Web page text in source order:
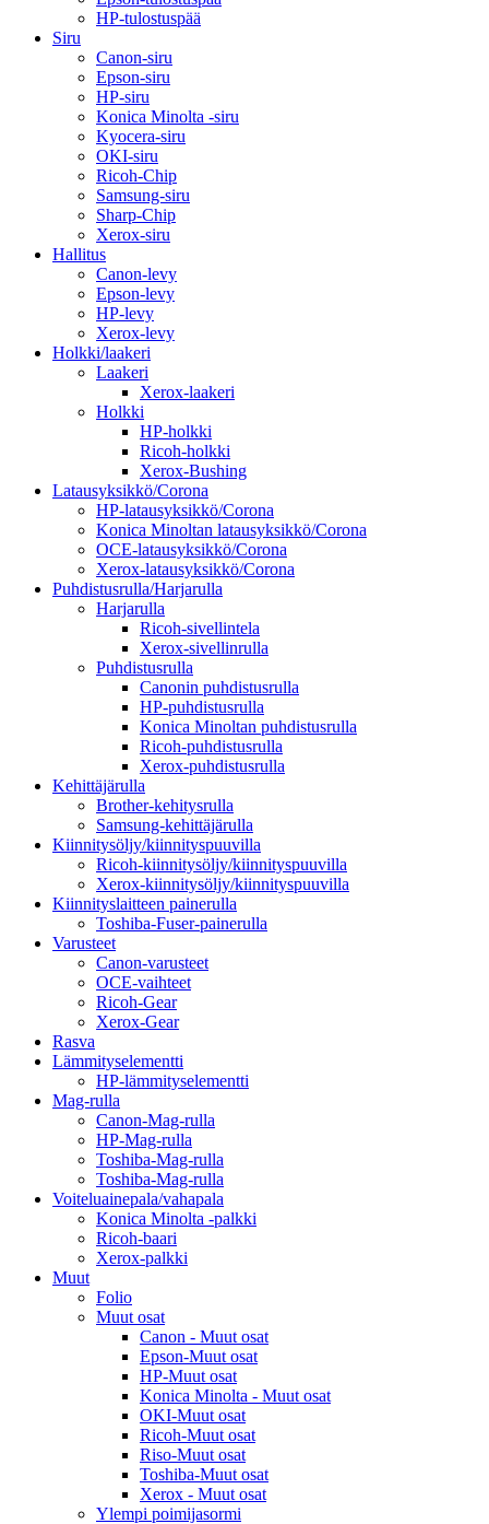
HP-tulostuspää
Siru
Canon-siru
Epson-siru
HP-siru
Konica Minolta -siru
Kyocera-siru
OKI-siru
Ricoh-Chip
Samsung-siru
Sharp-Chip
Xerox-siru
Hallitus
Canon-levy
Epson-levy
HP-levy
Xerox-levy
Holkki/laakeri
Laakeri
Xerox-laakeri
Holkki
HP-holkki
Ricoh-holkki
Xerox-Bushing
Latausyksikkö/Corona
HP-latausyksikkö/Corona
Konica Minoltan latausyksikkö/Corona
OCE-latausyksikkö/Corona
Xerox-latausyksikkö/Corona
Puhdistusrulla/Harjarulla
Harjarulla
Ricoh-sivellintela
Xerox-sivellinrulla
Puhdistusrulla
Canonin puhdistusrulla
HP-puhdistusrulla
Konica Minoltan puhdistusrulla
Ricoh-puhdistusrulla
Xerox-puhdistusrulla
Kehittäjärulla
Brother-kehitysrulla
Samsung-kehittäjärulla
Kiinnitysöljy/kiinnityspuuvilla
Ricoh-kiinnitysöljy/kiinnityspuuvilla
Xerox-kiinnitysöljy/kiinnityspuuvilla
Kiinnityslaitteen painerulla
Toshiba-Fuser-painerulla
Varusteet
Canon-varusteet
OCE-vaihteet
Ricoh-Gear
Xerox-Gear
Rasva
Lämmityselementti
HP-lämmityselementti
Mag-rulla
Canon-Mag-rulla
HP-Mag-rulla
Toshiba-Mag-rulla
Toshiba-Mag-rulla
Voiteluainepala/vahapala
Konica Minolta -palkki
Ricoh-baari
Xerox-palkki
Muut
Folio
Muut osat
Canon - Muut osat
Epson-Muut osat
HP-Muut osat
Konica Minolta - Muut osat
OKI-Muut osat
Ricoh-Muut osat
Riso-Muut osat
Toshiba-Muut osat
Xerox - Muut osat
Ylempi poimijasormi